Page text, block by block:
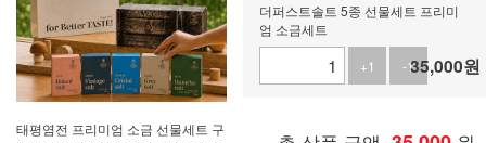
태평염전 프리미엄 소금 선물세트 구
더퍼스트솔트 5종 선물세트 프리미
엄 소금세트
+1
-135,000원